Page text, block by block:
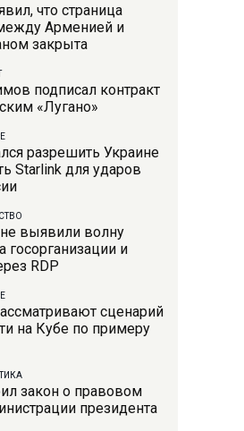
что страница
Арменией и
закрыта
подписал контракт
«Лугано»
разрешить Украине
Starlink для ударов
выявили волну
госорганизации и
RDP
сценарий
на Кубе по примеру
закон о правовом
президента